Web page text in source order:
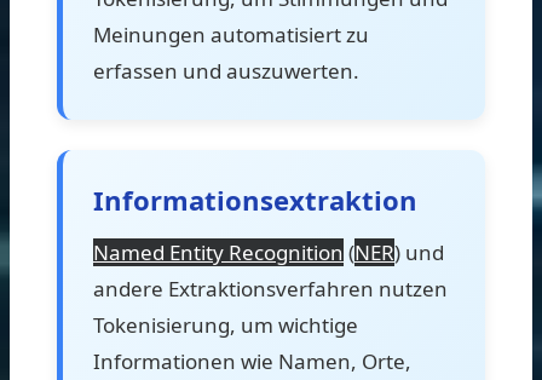
Meinungen automatisiert zu
erfassen und auszuwerten.
Informationsextraktion
Named Entity Recognition (NER) und
andere Extraktionsverfahren nutzen
Tokenisierung, um wichtige
Informationen wie Namen, Orte,